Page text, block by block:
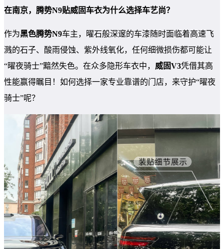
在南京，腾势N9贴威固车衣为什么选择车艺尚？
作为黑色腾势N9车主，曜石般深邃的车漆随时面临着高速飞
溅的石子、酸雨侵蚀、紫外线氧化，任何细微损伤都可能让
“曜夜骑士”黯然失色。在众多隐形车衣中， 威固V3凭借其高
性能赢得瞩目！如何选择一家专业靠谱的门店，来守护“曜夜
骑士”呢？